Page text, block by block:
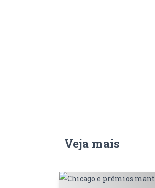
Veja mais